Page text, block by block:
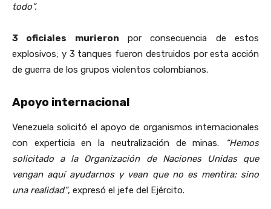
todo”.
3 oficiales murieron por consecuencia de estos
explosivos; y 3 tanques fueron destruidos por esta acción
de guerra de los grupos violentos colombianos.
Apoyo internacional
Venezuela solicitó el apoyo de organismos internacionales
con experticia en la neutralización de minas.
“Hemos
solicitado a la Organización de Naciones Unidas que
vengan aquí ayudarnos y vean que no es mentira; sino
una realidad”, expresó el jefe del Ejército.